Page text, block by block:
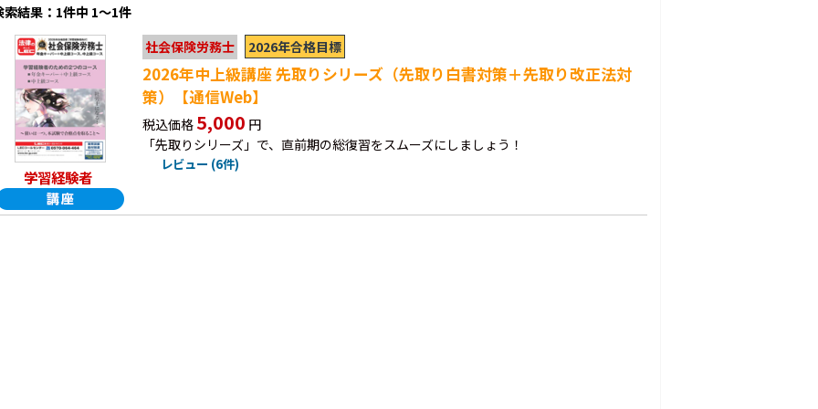
索結果：1件中 1～1件
学習経験者
社会保険労務士 2026年合格目標
2026年中上級講座 先取りシリーズ（先取り白書対策＋先取り改正法対
策）【通信Web】
税込価格 5,000 円
「先取りシリーズ」で、直前期の総復習をスムーズにしましょう！
レビュー (6件)